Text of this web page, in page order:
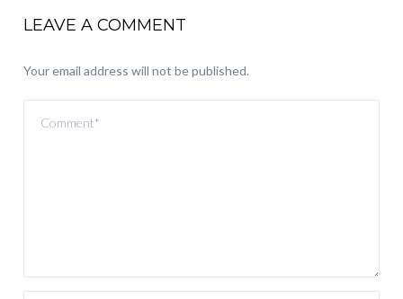
LEAVE A COMMENT
Your email address will not be published.